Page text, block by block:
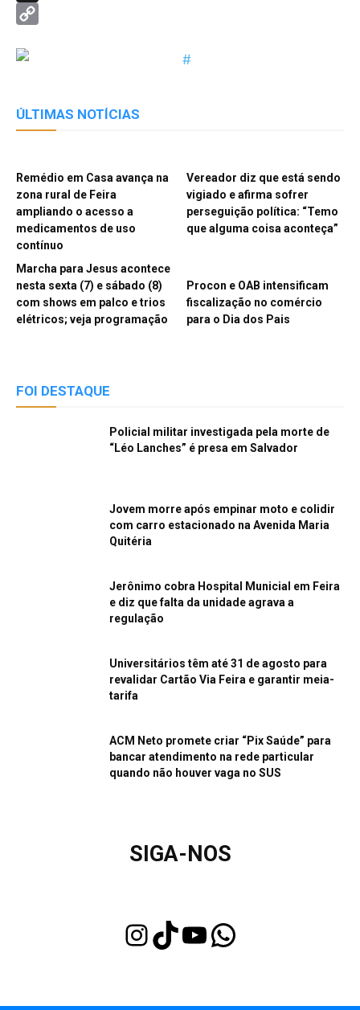
Threads
Link
ÚLTIMAS NOTÍCIAS
Remédio em Casa avança na
zona rural de Feira
ampliando o acesso a
medicamentos de uso
contínuo
Vereador diz que está sendo
vigiado e afirma sofrer
perseguição política: “Temo
que alguma coisa aconteça”
Marcha para Jesus acontece
nesta sexta (7) e sábado (8)
com shows em palco e trios
elétricos; veja programação
Procon e OAB intensificam
fiscalização no comércio
para o Dia dos Pais
FOI DESTAQUE
Policial militar investigada pela morte de
“Léo Lanches” é presa em Salvador
Jovem morre após empinar moto e colidir
com carro estacionado na Avenida Maria
Quitéria
Jerônimo cobra Hospital Municial em Feira
e diz que falta da unidade agrava a
regulação
Universitários têm até 31 de agosto para
revalidar Cartão Via Feira e garantir meia-
tarifa
ACM Neto promete criar “Pix Saúde” para
bancar atendimento na rede particular
quando não houver vaga no SUS
SIGA-NOS
InstagramTikTok Youtube WhatsApp